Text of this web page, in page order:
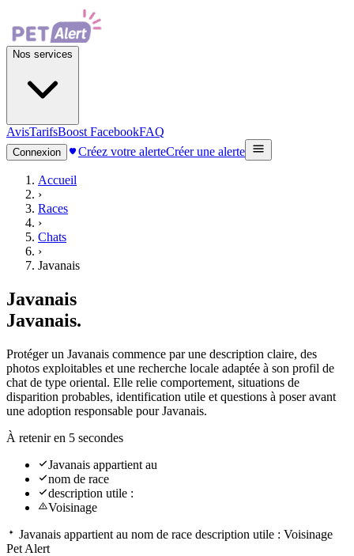
Nos services
AvisTarifsBoost FacebookFAQ
Connexion Créez votre alerteCréer une alerte
Accueil
›
Races
›
Chats
›
Javanais
Javanais
Javanais.
Protéger un Javanais commence par une description claire, des
photos exploitables et une recherche locale adaptée à son profil de
chat de type oriental. Elle relie comportement, situations de
disparition probables, identification utile et questions à poser avant
une adoption responsable pour Javanais.
À retenir en 5 secondes
Javanais appartient au
nom de race
description utile :
Voisinage
Javanais appartient au nom de race description utile : Voisinage
Pet Alert